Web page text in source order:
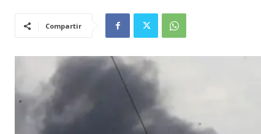
Compartir